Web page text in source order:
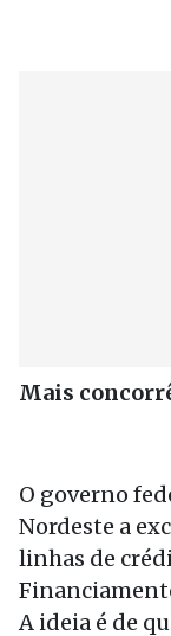
Mais
O governo
Nordeste a
linhas de
A ideia é de